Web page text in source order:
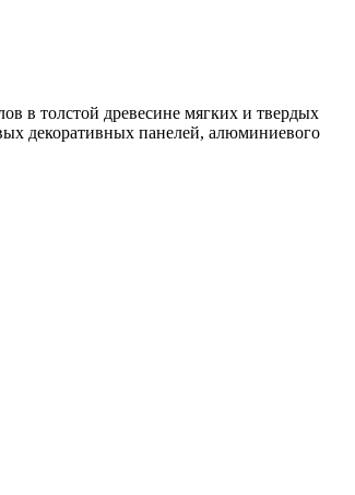
в толстой древесине мягких и твердых
декоративных панелей, алюминиевого